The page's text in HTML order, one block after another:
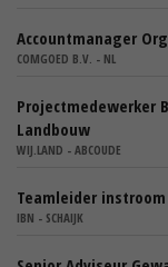
Accountmanager
COMGOED B.V. - NL
Projectmedewerker
Landbouw
WIJ.LAND - ABCOUDE
Teamleider
IBN - SCHAIJK